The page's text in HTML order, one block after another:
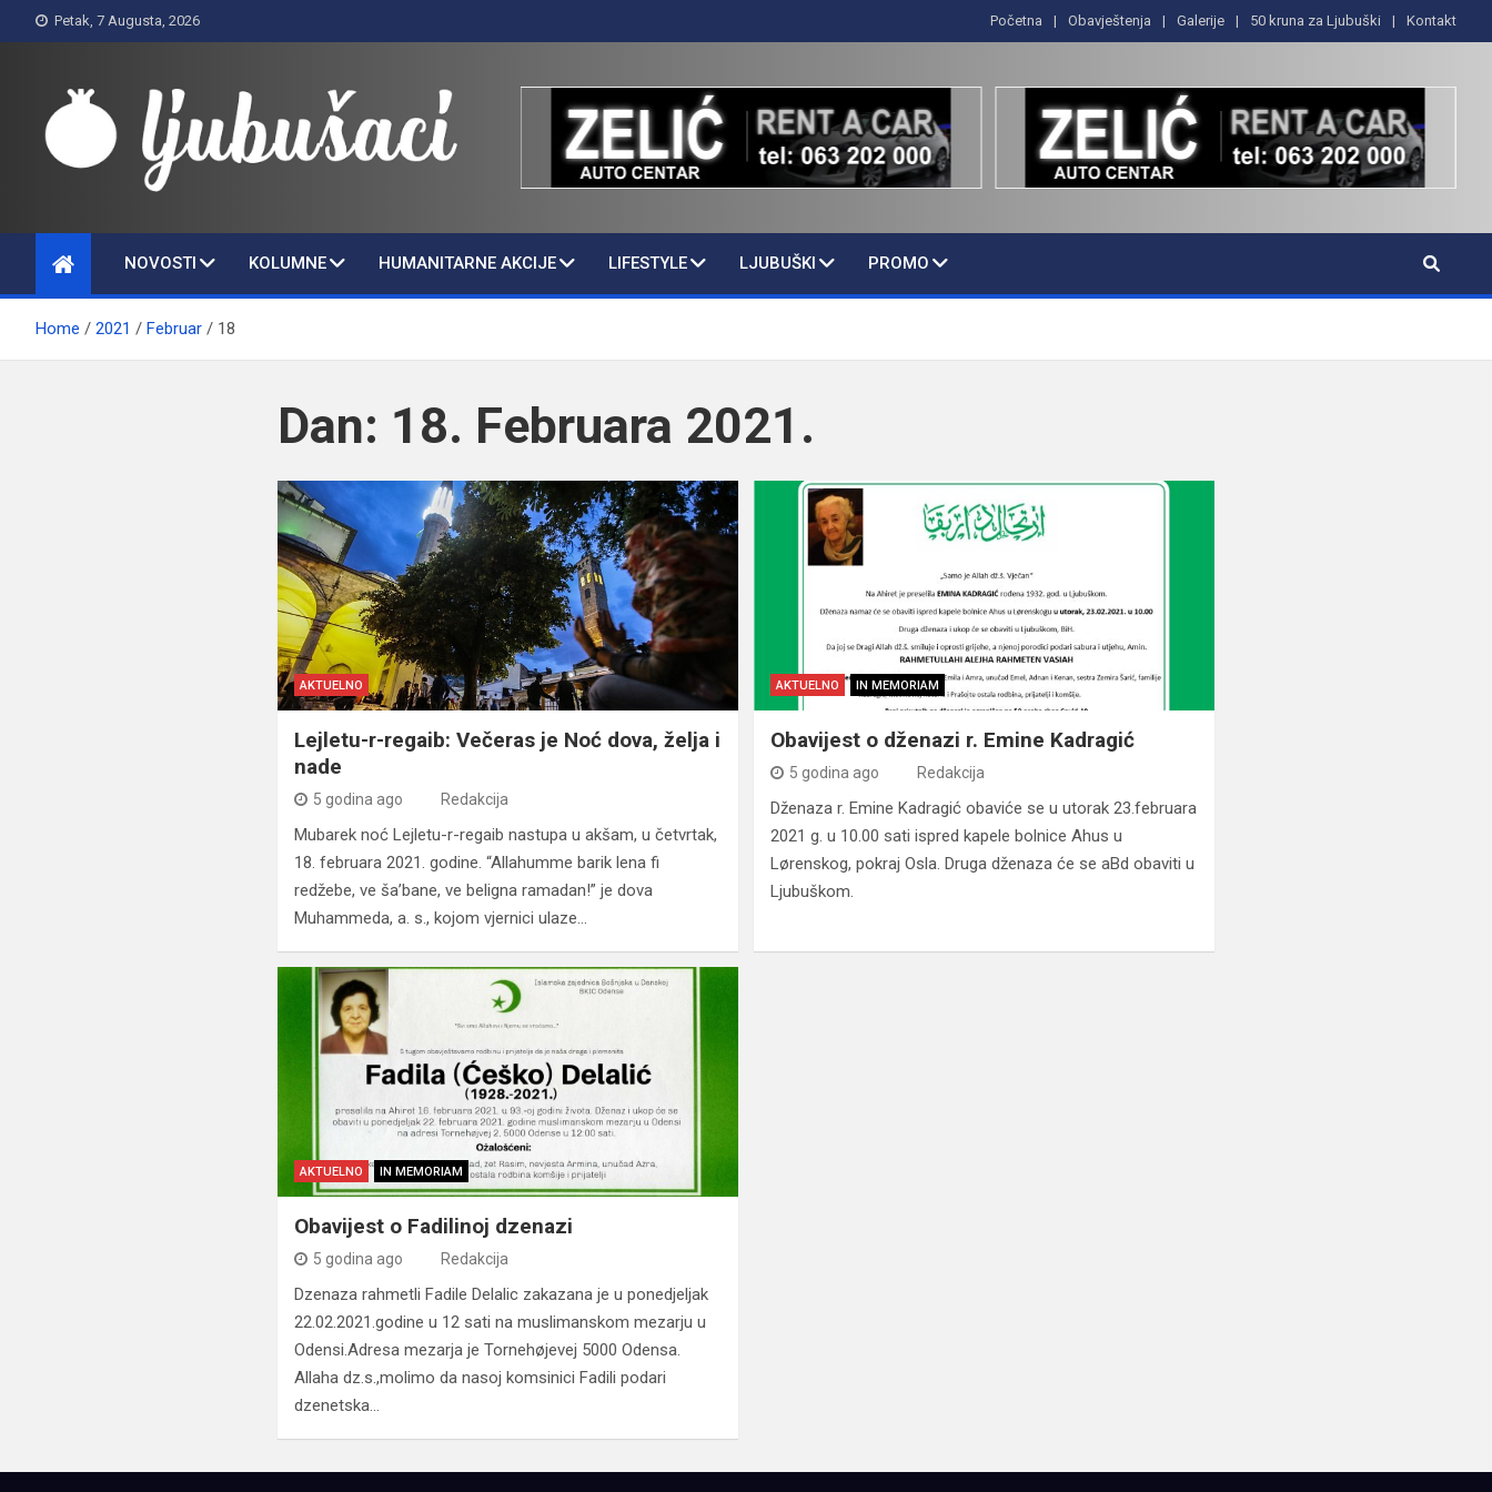
to
Petak, 7 Augusta, 2026 Početna Obavještenja Galerije 50 kruna za Ljubuški Kontakt
Ljubušaci
NOVOSTI KOLUMNE HUMANITARNE AKCIJE LIFESTYLE LJUBUŠKI PROMO
Home 2021 Februar 18
Dan: 18. Februara 2021.
AKTUELNO
Lejletu-r-regaib: Večeras je Noć dova, želja i
nade
5 godina ago Redakcija
Mubarek noć Lejletu-r-regaib nastupa u akšam, u četvrtak,
18. februara 2021. godine. “Allahumme barik lena fi
redžebe, ve ša’bane, ve beligna ramadan!” je dova
Muhammeda, a. s., kojom vjernici ulaze…
AKTUELNO IN MEMORIAM
Obavijest o dženazi r. Emine Kadragić
5 godina ago Redakcija
Dženaza r. Emine Kadragić obaviće se u utorak 23.februara
2021 g. u 10.00 sati ispred kapele bolnice Ahus u
Lørenskog, pokraj Osla. Druga dženaza će se aBd obaviti u
Ljubuškom.
AKTUELNO IN MEMORIAM
Obavijest o Fadilinoj dzenazi
5 godina ago Redakcija
Dzenaza rahmetli Fadile Delalic zakazana je u ponedjeljak
22.02.2021.godine u 12 sati na muslimanskom mezarju u
Odensi.Adresa mezarja je Tornehøjevej 5000 Odensa.
Allaha dz.s.,molimo da nasoj komsinici Fadili podari
dzenetska…